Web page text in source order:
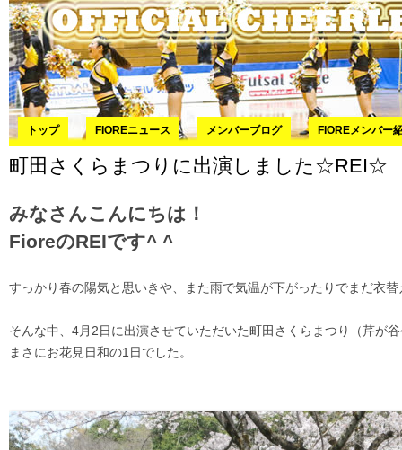
トップ FIOREニュース メンバーブログ FIOREメンバー
町田さくらまつりに出演しました☆REI☆
みなさんこんにちは！
FioreのREIです^ ^
すっかり春の陽気と思いきや、また雨で気温が下がったりでまだ衣
そんな中、4月2日に出演させていただいた町田さくらまつり（芹が
まさにお花見日和の1日でした。